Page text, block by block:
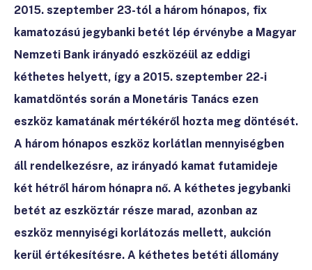
2015. szeptember 23-tól a három hónapos, fix
kamatozású jegybanki betét lép érvénybe a Magyar
Nemzeti Bank irányadó eszközéül az eddigi
kéthetes helyett, így a 2015. szeptember 22-i
kamatdöntés során a Monetáris Tanács ezen
eszköz kamatának mértékéről hozta meg döntését.
A három hónapos eszköz korlátlan mennyiségben
áll rendelkezésre, az irányadó kamat futamideje
két hétről három hónapra nő. A kéthetes jegybanki
betét az eszköztár része marad, azonban az
eszköz mennyiségi korlátozás mellett, aukción
kerül értékesítésre. A kéthetes betéti állomány